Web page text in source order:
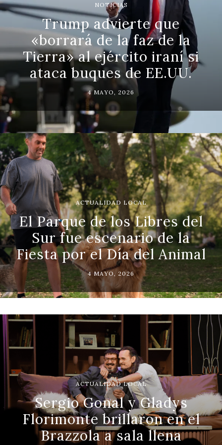
NOTICIAS
Trump advierte que
«borrará de la faz de la
Tierra» al ejército iraní si
ataca buques de EE.UU.
4 MAYO, 2026
ACTUALIDAD LOCAL
El Parque de los Libres del
Sur fue escenario de la
Fiesta por el Día del Animal
4 MAYO, 2026
ACTUALIDAD LOCAL
Sergio Gonal y Gladys
Florimonte brillaron en el
Brazzola a sala llena